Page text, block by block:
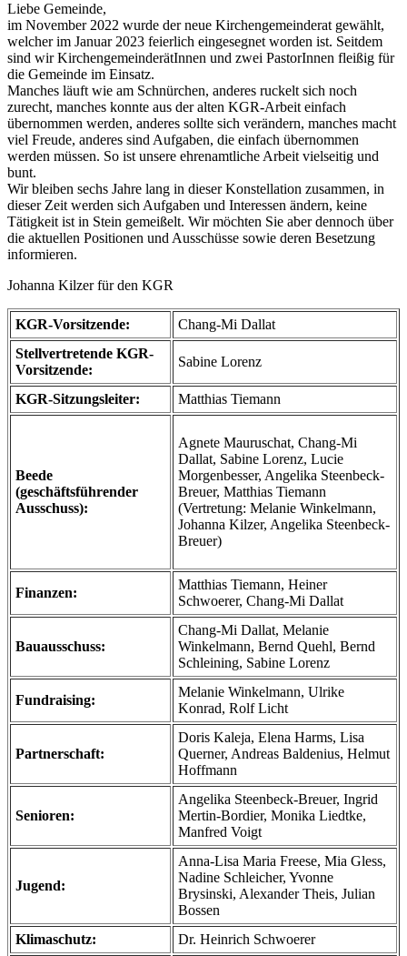
Liebe Gemeinde,
im November 2022 wurde der neue Kirchengemeinderat gewählt,
welcher im Januar 2023 feierlich eingesegnet worden ist. Seitdem
sind wir KirchengemeinderätInnen und zwei PastorInnen fleißig für
die Gemeinde im Einsatz.
Manches läuft wie am Schnürchen, anderes ruckelt sich noch
zurecht, manches konnte aus der alten KGR-Arbeit einfach
übernommen werden, anderes sollte sich verändern, manches macht
viel Freude, anderes sind Aufgaben, die einfach übernommen
werden müssen. So ist unsere ehrenamtliche Arbeit vielseitig und
bunt.
Wir bleiben sechs Jahre lang in dieser Konstellation zusammen, in
dieser Zeit werden sich Aufgaben und Interessen ändern, keine
Tätigkeit ist in Stein gemeißelt. Wir möchten Sie aber dennoch über
die aktuellen Positionen und Ausschüsse sowie deren Besetzung
informieren.
Johanna Kilzer für den KGR
KGR-Vorsitzende:
Chang-Mi Dallat
Stellvertretende KGR-
Vorsitzende:
Sabine Lorenz
KGR-Sitzungsleiter: Matthias Tiemann
Beede
(geschäftsführender
Ausschuss):
Agnete Mauruschat, Chang-Mi
Dallat, Sabine Lorenz, Lucie
Morgenbesser, Angelika Steenbeck-
Breuer, Matthias Tiemann
(Vertretung: Melanie Winkelmann,
Johanna Kilzer, Angelika Steenbeck-
Breuer)
Finanzen:
Matthias Tiemann, Heiner
Schwoerer, Chang-Mi Dallat
Bauausschuss:
Chang-Mi Dallat, Melanie
Winkelmann, Bernd Quehl, Bernd
Schleining, Sabine Lorenz
Fundraising:
Melanie Winkelmann, Ulrike
Konrad, Rolf Licht
Partnerschaft:
Doris Kaleja, Elena Harms, Lisa
Querner, Andreas Baldenius, Helmut
Hoffmann
Senioren:
Angelika Steenbeck-Breuer, Ingrid
Mertin-Bordier, Monika Liedtke,
Manfred Voigt
Jugend:
Anna-Lisa Maria Freese, Mia Gless,
Nadine Schleicher, Yvonne
Brysinski, Alexander Theis, Julian
Bossen
Klimaschutz:
Dr. Heinrich Schwoerer